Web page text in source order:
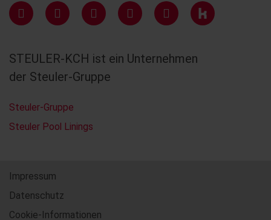
STEULER-KCH ist ein Unternehmen
der Steuler-Gruppe
Steuler-Gruppe
Steuler Pool Linings
Impressum
Datenschutz
Cookie-Informationen